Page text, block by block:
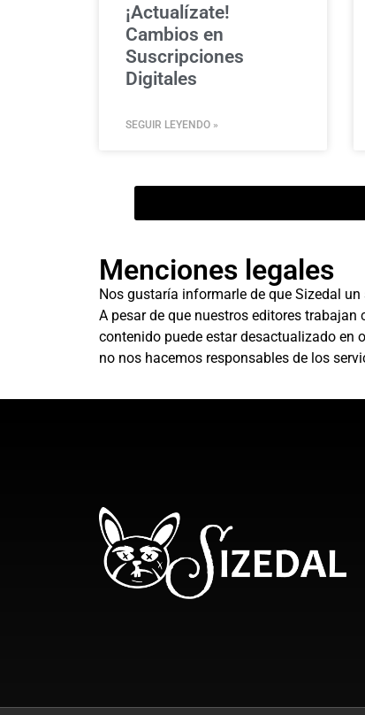
¡Actualízate!
Cambios en
Suscripciones
Digitales
SEGUIR LEYENDO »
Menciones legales
Nos gustaría informarle de que Sizedal
A pesar de que nuestros editores
contenido puede estar desactualizado en
no nos hacemos responsables de los